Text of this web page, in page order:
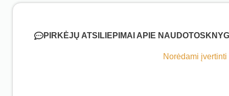
PIRKĖJŲ ATSILIEPIMAI APIE
Norėdami